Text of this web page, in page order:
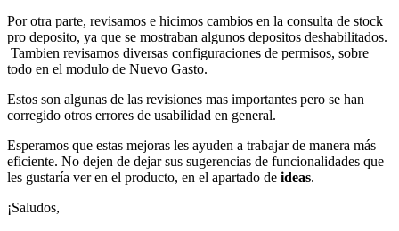
Por otra parte, revisamos e hicimos cambios en la consulta de stock
pro deposito, ya que se mostraban algunos depositos deshabilitados.
Tambien revisamos diversas configuraciones de permisos, sobre
todo en el modulo de Nuevo Gasto.
Estos son algunas de las revisiones mas importantes pero se han
corregido otros errores de usabilidad en general.
Esperamos que estas mejoras les ayuden a trabajar de manera más
eficiente. No dejen de dejar sus sugerencias de funcionalidades que
les gustaría ver en el producto, en el apartado de ideas.
¡Saludos,